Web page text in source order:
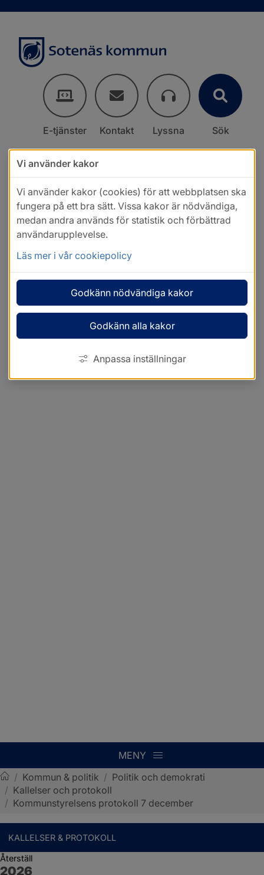
E-tjänster Kontakt Lyssna Sök
MENY
Sotenäs kommun
/ Kommun & politik / Politik och demokrati
/ Kallelser och protokoll
/ Kommunstyrelsens protokoll 7 december
KALLELSER & PROTOKOLL
Återställ
År:
2026
Vi använder kakor
Vi använder kakor (cookies) för att webbplatsen ska
fungera på ett bra sätt. Vissa kakor är nödvändiga,
medan andra används för statistik och förbättrad
användarupplevelse.
Läs mer i vår cookiepolicy
Godkänn nödvändiga kakor
Godkänn alla kakor
Anpassa inställningar